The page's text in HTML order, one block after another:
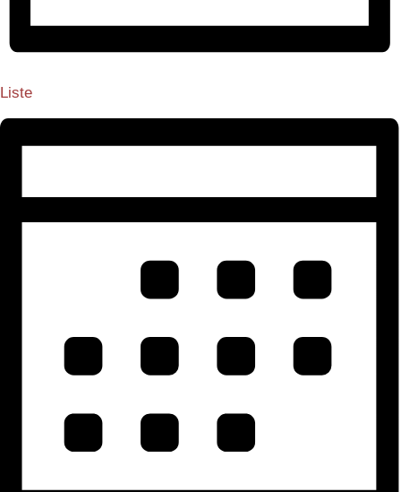
Liste